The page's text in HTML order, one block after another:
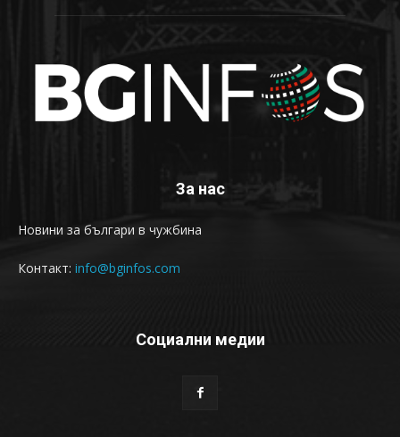
За нас
Новини за българи в чужбина
Контакт: info@bginfos.com
Социални медии